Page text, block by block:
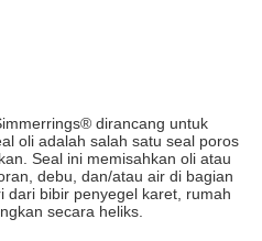
dirancang untuk
oli adalah salah satu seal poros
Seal ini memisahkan oli atau
debu, dan/atau air di bagian
dari bibir penyegel karet, rumah
secara heliks.